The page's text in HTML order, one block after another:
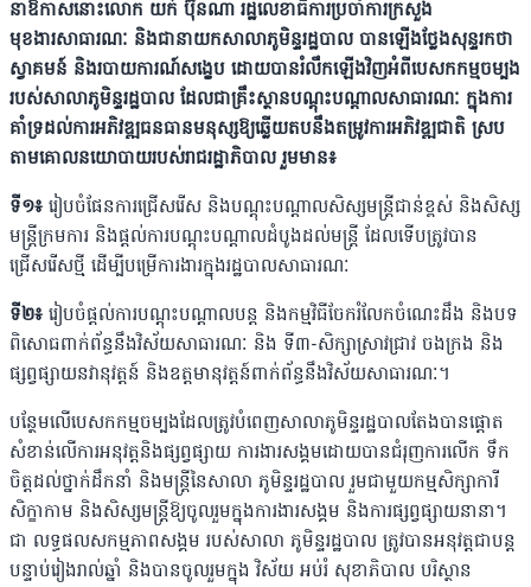
នាឱកាសនោះលោក យក់ ប៊ុនណា រដ្ឋលេខាធិការប្រចាំការក្រសួង
មុខងារសាធារណៈ និងជានាយកសាលាភូមិន្ទរដ្ឋបាល បានឡេីងថ្លែងសុន្ទរកថា
ស្វាគមន៍ និងរបាយការណ៍សង្ខេប ដោយបានរំលឹកឡើងវិញអំពីបេសកកម្មចម្បង
របស់សាលាភូមិន្ទរដ្ឋបាល ដែលជាគ្រឹះស្ថានបណ្តុះបណ្តាលសាធារណៈ ក្នុងការ
គាំទ្រដល់ការអភិវឌ្ឍធនធានមនុស្សឱ្យឆ្លើយតបនឹងតម្រូវការអភិវឌ្ឍជាតិ ស្រប
តាមគោលនយោបាយរបស់រាជរដ្ឋាភិបាល រួមមាន៖
ទី១៖ រៀបចំផែនការជ្រើសរើស និងបណ្តុះបណ្តាលសិស្សមន្ត្រីជាន់ខ្ពស់ និងសិស្ស
មន្ត្រីក្រមការ និងផ្តល់ការបណ្តុះបណ្តាលដំបូងដល់មន្ត្រី ដែលទើបត្រូវបាន
ជ្រើសរើសថ្មី ដើម្បីបម្រើការងារក្នុងរដ្ឋបាលសាធារណៈ
ទី២៖ រៀបចំផ្តល់ការបណ្តុះបណ្តាលបន្ត និងកម្មវិធីចែករំលែកចំណេះដឹង និងបទ
ពិសោធពាក់ព័ន្ធនឹងវិស័យសាធារណៈ និង ទី៣-សិក្សាស្រាវជ្រាវ ចងក្រង និង
ផ្សព្វផ្សាយនវានុវត្តន៍ និងឧត្តមានុវត្តន៍ពាក់ព័ន្ធនឹងវិស័យសាធារណៈ។
បន្ថែមលើបេសកកម្មចម្បងដែលត្រូវបំពេញសាលាភូមិន្ទរដ្ឋបាលតែងបានផ្តោត
សំខាន់លើការអនុវត្តនិងផ្សព្វផ្សាយ ការងារសង្គមដោយបានជំរុញការលើក ទឹក
ចិត្តដល់ថ្នាក់ដឹកនាំ និងមន្ត្រីនៃសាលា ភូមិន្ទរដ្ឋបាល រួមជាមួយកម្មសិក្សាការី
សិក្ខាកាម និងសិស្សមន្ត្រីឱ្យចូលរួមក្នុងការងារសង្គម និងការផ្សព្វផ្សាយនានា។
ជា លទ្ធផលសកម្មភាពសង្គម របស់សាលា ភូមិន្ទរដ្ឋបាល ត្រូវបានអនុវត្តជាបន្ត
បន្ទាប់រៀងរាល់ឆ្នាំ និងបានចូលរួមក្នុង វិស័យ អប់រំ សុខាភិបាល បរិស្ថាន